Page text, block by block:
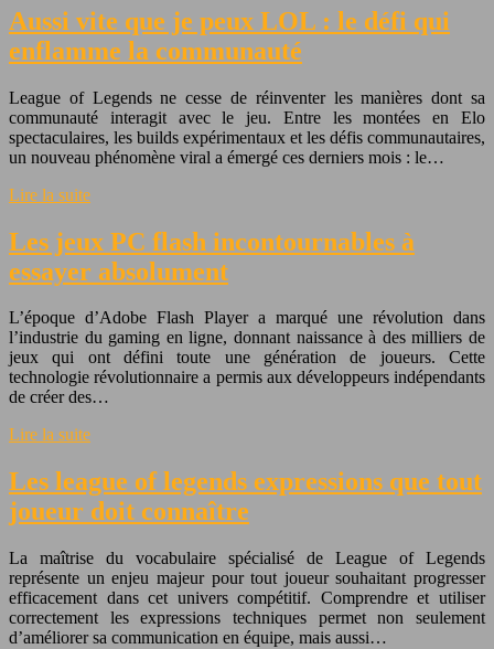
Aussi vite que je peux LOL : le défi qui
enflamme la communauté
League of Legends ne cesse de réinventer les manières dont sa
communauté interagit avec le jeu. Entre les montées en Elo
spectaculaires, les builds expérimentaux et les défis communautaires,
un nouveau phénomène viral a émergé ces derniers mois : le…
Lire la suite
Les jeux PC flash incontournables à
essayer absolument
L’époque d’Adobe Flash Player a marqué une révolution dans
l’industrie du gaming en ligne, donnant naissance à des milliers de
jeux qui ont défini toute une génération de joueurs. Cette
technologie révolutionnaire a permis aux développeurs indépendants
de créer des…
Lire la suite
Les league of legends expressions que tout
joueur doit connaître
La maîtrise du vocabulaire spécialisé de League of Legends
représente un enjeu majeur pour tout joueur souhaitant progresser
efficacement dans cet univers compétitif. Comprendre et utiliser
correctement les expressions techniques permet non seulement
d’améliorer sa communication en équipe, mais aussi…